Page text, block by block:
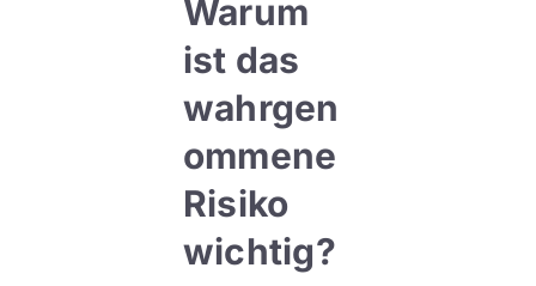
Warum
ist das
wahrgen
ommene
Risiko
wichtig?